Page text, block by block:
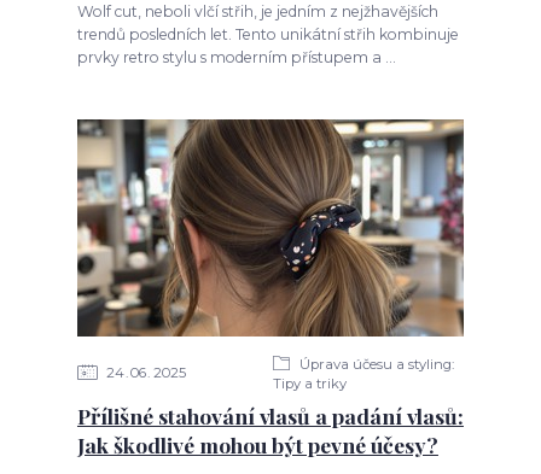
Wolf cut, neboli vlčí střih, je jedním z nejžhavějších
trendů posledních let. Tento unikátní střih kombinuje
prvky retro stylu s moderním přístupem a ...
24 06 2025
Úprava účesu a styling:
Tipy a triky
Přílišné stahování vlasů a padání vlasů:
Jak škodlivé mohou být pevné účesy?